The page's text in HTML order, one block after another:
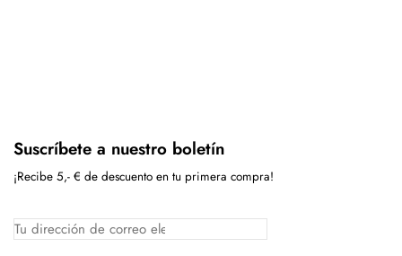
Suscríbete a nuestro boletín
¡Recibe 5,- € de descuento en tu primera compra!